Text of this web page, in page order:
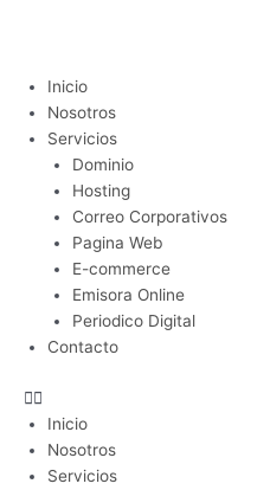
Inicio
Nosotros
Servicios
Dominio
Hosting
Correo Corporativos
Pagina Web
E-commerce
Emisora Online
Periodico Digital
Contacto
Menu
Inicio
Nosotros
Servicios